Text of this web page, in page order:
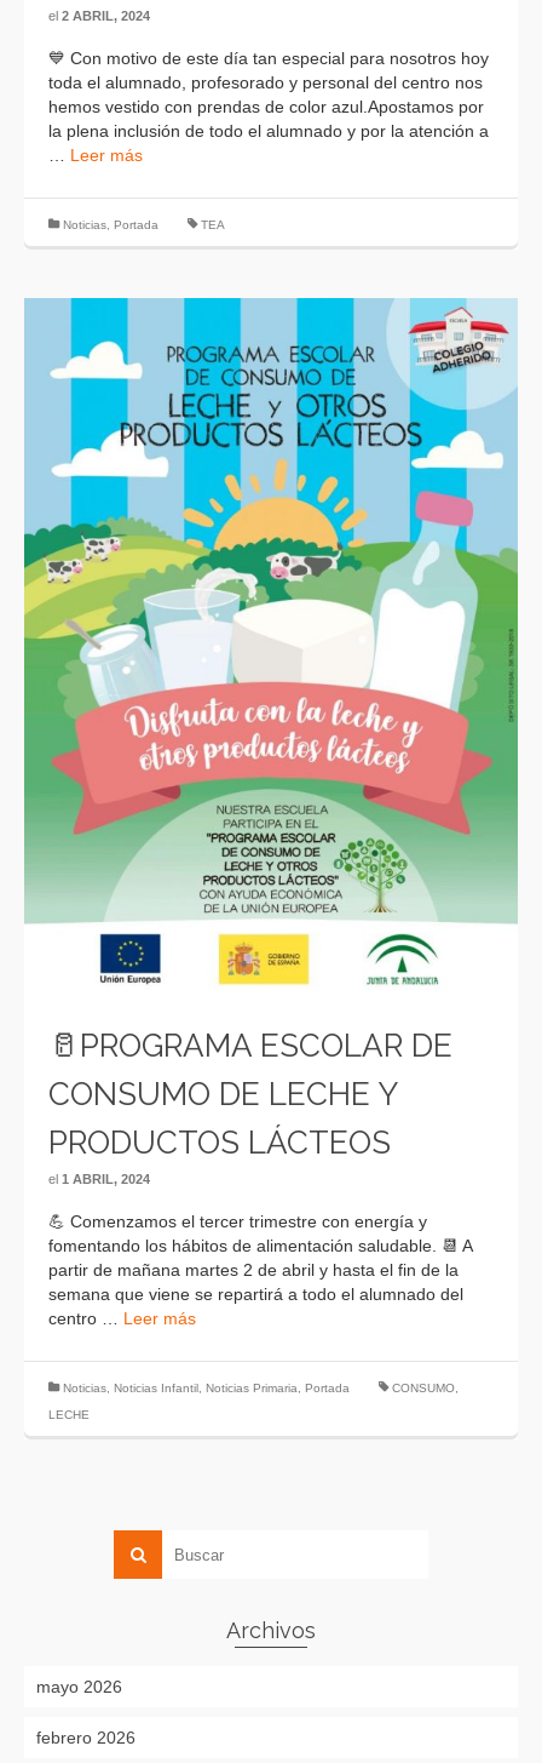
el 2 ABRIL, 2024
💙 Con motivo de este día tan especial para nosotros hoy
toda el alumnado, profesorado y personal del centro nos
hemos vestido con prendas de color azul.Apostamos por
la plena inclusión de todo el alumnado y por la atención a
Leer más
Noticias Portada TEA
🥛PROGRAMA ESCOLAR DE
CONSUMO DE LECHE Y
PRODUCTOS LÁCTEOS
el 1 ABRIL, 2024
💪 Comenzamos el tercer trimestre con energía y
fomentando los hábitos de alimentación saludable. 📆 A
partir de mañana martes 2 de abril y hasta el fin de la
semana que viene se repartirá a todo el alumnado del
centro … Leer más
Noticias Noticias Infantil Noticias Primaria Portada CONSUMO
LECHE
Archivos
mayo 2026
febrero 2026